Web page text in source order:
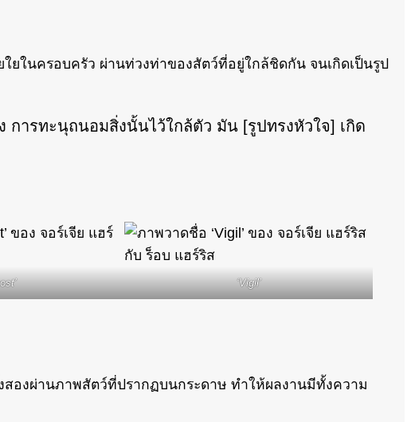
ยในครอบครัว ผ่านท่วงท่าของสัตว์ที่อยู่ใกล้ชิดกัน จนเกิดเป็นรูป
การทะนุถนอมสิ่งนั้นไว้ใกล้ตัว มัน [รูปทรงหัวใจ] เกิด
‘Vigil’
องผ่านภาพสัตว์ที่ปรากฏบนกระดาษ ทำให้ผลงานมีทั้งความ